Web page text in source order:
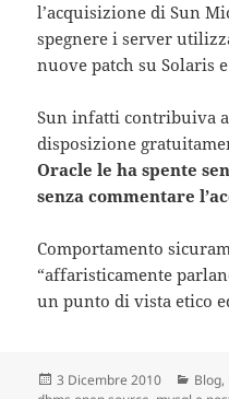
l’acquisizione di Sun
spegnere i server
nuove patch su Solaris
Sun infatti contribuiva a
disposizione
Oracle le ha spente
senza commentare
Comportamento
“affaristicamente
un punto di vista etico
Scritto
3 Dicembre 2010 Blog,